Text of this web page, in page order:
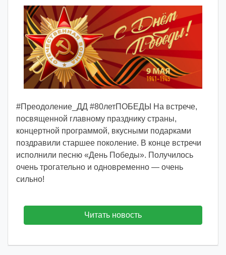
о
р
:
v
o
i
d
m
d
y
#Преодоление_ДД #80летПОБЕДЫ На встрече,
посвященной главному празднику страны,
концертной программой, вкусными подарками
поздравили старшее поколение. В конце встречи
исполнили песню «День Победы». Получилось
очень трогательно и одновременно — очень
сильно!
Читать новость